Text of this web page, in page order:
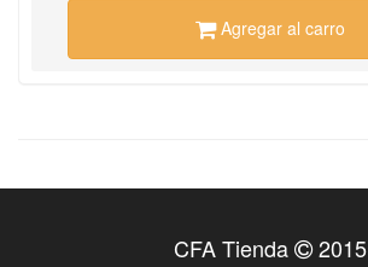
Agregar al carro
CFA Tienda 2015